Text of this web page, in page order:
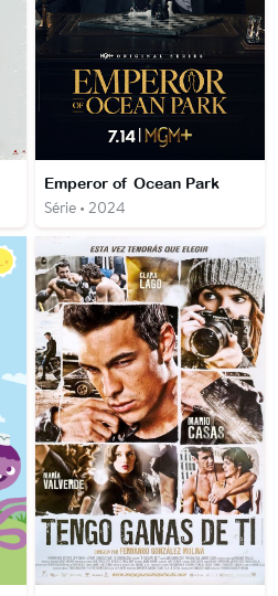
Emperor of Ocean Park
Série • 2024